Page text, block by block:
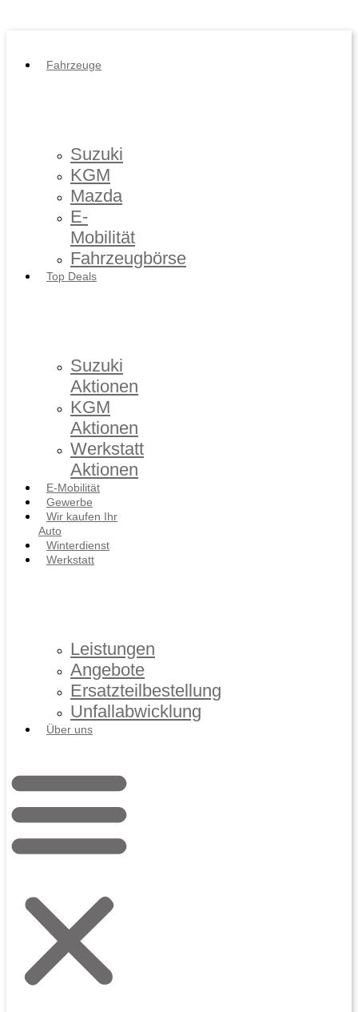
Fahrzeuge
Suzuki
KGM
Mazda
E-
Mobilität
Fahrzeugbörse
Top Deals
Suzuki
Aktionen
KGM
Aktionen
Werkstatt
Aktionen
E-Mobilität
Gewerbe
Wir kaufen Ihr
Auto
Winterdienst
Werkstatt
Leistungen
Angebote
Ersatzteilbestellung
Unfallabwicklung
Über uns